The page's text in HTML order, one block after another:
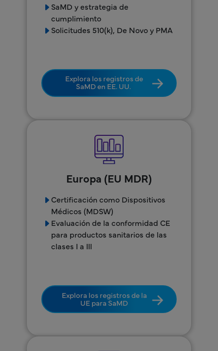
SaMD y estrategia de
cumplimiento
Solicitudes 510(k), De Novo y PMA
Explora los registros de
SaMD en EE. UU.
Europa (EU MDR)
Certificación como Dispositivos
Médicos (MDSW)
Evaluación de la conformidad CE
para productos sanitarios de las
clases I a III
Explora los registros de la
UE para SaMD